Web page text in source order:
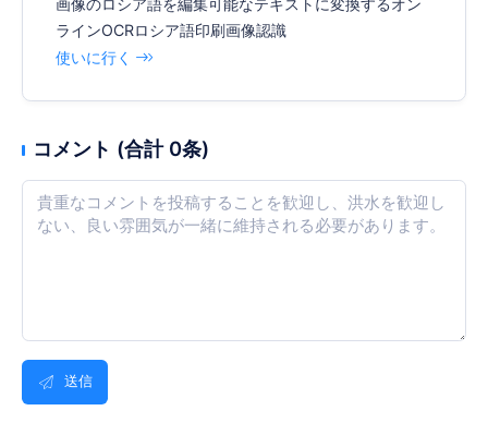
画像のロシア語を編集可能なテキストに変換するオン
ラインOCRロシア語印刷画像認識
使いに行く
コメント (合計 0条)
送信